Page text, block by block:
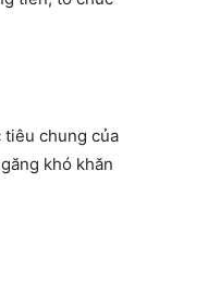
tiêu chung của
khó khăn